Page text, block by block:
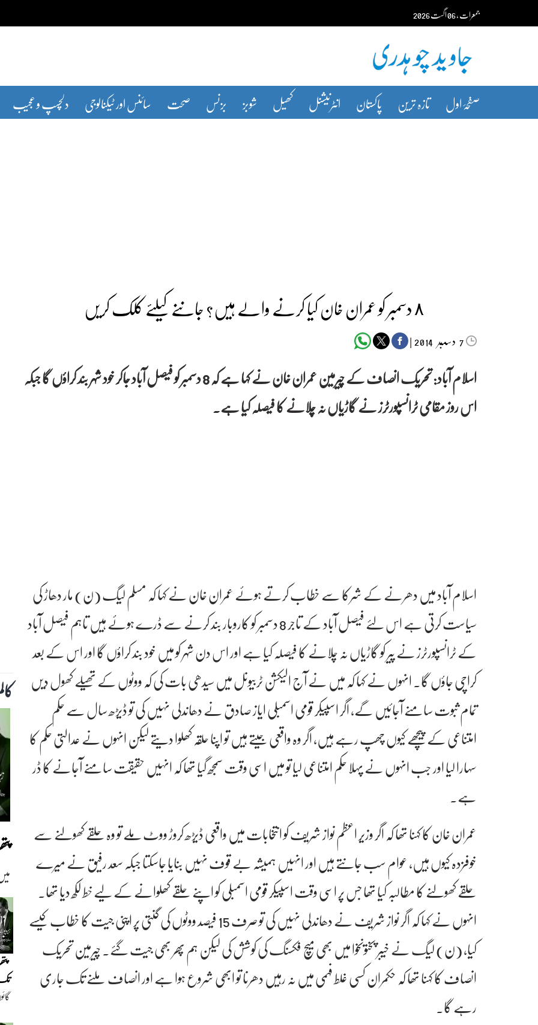
content جمعرات‬‮،06اگست‬‮2026
صفحۂ اول تازہ ترین پاکستان انٹرنیشنل کھیل شوبز بزنس صحت سائنس اور ٹیکنالوجی دلچسپ و عجیب
٨ دسمبر کو عمران خان کیا کرنے والے ہیں؟ جاننے کیلئے کلک کریں
7دسمبر‬‮ |
اسلام آباد:
تحریک انصاف کے چیرمین عمران خان نے کہا ہے کہ 8 دسمبر کو فیصل آباد جاکر خود شہر بند کراؤں گا جبکہ
اس روز مقامی ٹرانسپورٹرز نے گاڑیاں نہ چلانے کا فیصلہ کیا ہے۔
اسلام آباد میں دھرنے کے شرکا سے خطاب کرتے ہوئے عمران خان نے کہا کہ مسلم لیگ (ن) مار دھاڑ کی
سیاست کرتی ہے اس لئے فیصل آباد کے تاجر 8 دسمبر کو کاروبار بند کرنے سے ڈرے ہوئے ہیں تاہم فیصل آباد
کے ٹرانسپورٹرز نے پیر کو گاڑیاں نہ چلانے کا فیصلہ کیا ہے اور اس دن شہر کو میں خود بند کراؤں گا اور اس کے بعد
کراچی جاؤں گا۔ انہوں نے کہا کہ میں نے آج الیکشن ٹربیونل میں سیدھی بات کی کہ ووٹوں کے تھیلے کھول دیں
تمام ثبوت سامنے آجائیں گے، اگر اسپیکر قومی اسمبلی ایاز صادق نے دھاندلی نہیں کی تو ڈیڑھ سال سے حکم
امتناعی کے پیچھے کیوں چھپ رہے ہیں، اگر وہ واقعی جیتے ہیں تو اپنا حلقہ کھلوا دیتے لیکن انہوں نے عدالتی حکم کا
سہارا لیا اور جب انہوں نے پہلا حکم امتناعی لیا تو میں اسی وقت سمجھ گیا تھا کہ انہیں حقیقت سامنے آجانے کا ڈر
ہے۔
عمران خان کا کہنا تھا کہ اگر وزیر اعظم نواز شریف کو انتخابات میں واقعی ڈیڑھ کروڑ ووٹ ملے تو وہ حلقے کھولنے سے
خوفزدہ کیوں ہیں، عوام سب جانتے ہیں اور انہیں ہمیشہ بے قوف نہیں بنایا جاسکتا جبکہ سعد رفیق نے میرے
حلقے کھولنے کا مطالبہ کیا تھا جس پر اسی وقت اسپیکر قومی اسمبلی کو اپنے حلقے کھلوانے کے لیے خط لکھ دیا تھا۔
انہوں نے کہا کہ اگر نواز شریف نے دھاندلی نہیں کی تو صرف 15 فیصد ووٹوں کی گنتی پر اپنی جیت کا خطاب کیسے
کیا، (ن) لیگ نے خیبر پختونخوا میں بھی میچ فکسنگ کی کوشش کی لیکن ہم پھر بھی جیت گئے۔ چیرمین تحریک
انصاف کا کہنا تھا کہ حکمران کسی غلط فہمی میں نہ رہیں دھرنا تو ابھی شروع ہوا ہے اور انصاف ملنے تک جاری
رہے گا۔